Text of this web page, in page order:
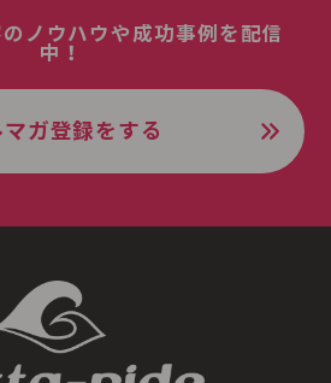
ノウハウや成功事例を配信
中！
ガ登録をする